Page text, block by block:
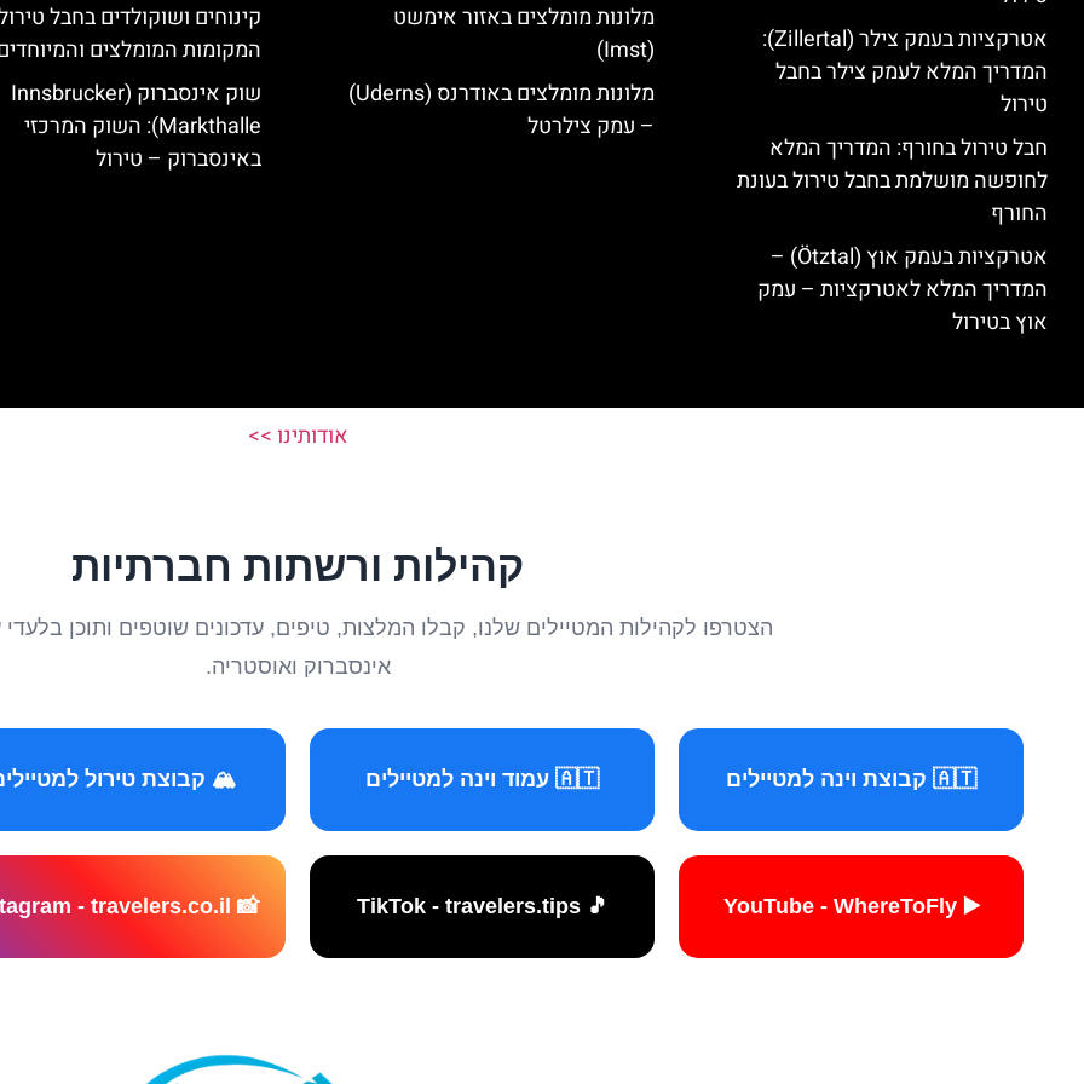
אטרקציות בעמק צילר (Zillertal):
המדריך המלא לעמק צילר בחבל
טירול
חבל טירול בחורף: המדריך המלא
לחופשה מושלמת בחבל טירול בעונת
החורף
אטרקציות בעמק אוץ (Ötztal) –
המדריך המלא לאטרקציות – עמק
אוץ בטירול
מלונות מומלצים באזור אימשט
(Imst)
מלונות מומלצים באודרנס (Uderns)
– עמק צילרטל
קינוחים ושוקולדים בחבל
המקומות המומלצים
שוק אינסברוק (Innsbrucker
Markthalle): השוק המרכזי
באינסברוק – טירול
אודותינו >>
קהילות ורשתות חברתיות
הצטרפו לקהילות המטיילים שלנו, קבלו המלצות, טיפים, עדכונים שוטפים ותוכן בלעדי
אינסברוק ואוסטריה.
🇦🇹 קבוצת וינה למטיילים 🇦🇹 עמוד וינה למטיילים 🏔️ קבוצת טירול
▶️ YouTube - WhereToFly
🎵 TikTok - travelers.tips
📸 Instagram - travelers.co.il